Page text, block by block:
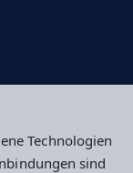
Technologien
sind